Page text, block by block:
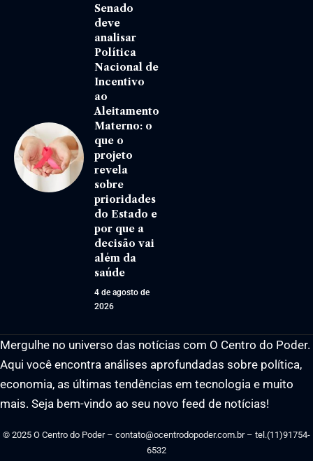
Senado
deve
analisar
Política
Nacional de
Incentivo
ao
Aleitamento
Materno: o
que o
projeto
revela
sobre
prioridades
do Estado e
por que a
decisão vai
além da
saúde
4 de agosto de
2026
Mergulhe no universo das notícias com O Centro do Poder.
Aqui você encontra análises aprofundadas sobre política,
economia, as últimas tendências em tecnologia e muito
mais. Seja bem-vindo ao seu novo feed de notícias!
© 2025 O Centro do Poder – contato@ocentrodopoder.com.br– tel.(11)91754-
6532